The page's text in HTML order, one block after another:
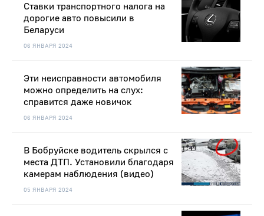
06 ЯНВАРЯ 2024
Ставки транспортного налога на
дорогие авто повысили в
Беларуси
06 ЯНВАРЯ 2024
Эти неисправности автомобиля
можно определить на слух:
справится даже новичок
05 ЯНВАРЯ 2024
В Бобруйске водитель скрылся с
места ДТП. Установили благодаря
камерам наблюдения (видео)